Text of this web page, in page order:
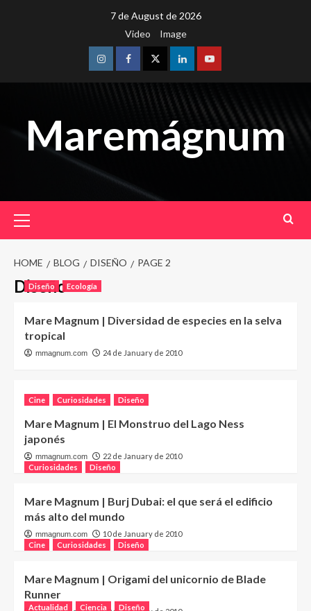
7 de August de 2026
Video
Image
InstagramFacebookTwitterLinkedinYoutube
Maremágnum
Menu
HOME BLOG DISEÑO PAGE 2
Diseño
Diseño Ecología
Mare Magnum | Diversidad de especies en la selva
tropical
mmagnum.com 24 de January de 2010
Cine Curiosidades Diseño
Mare Magnum | El Monstruo del Lago Ness
japonés
mmagnum.com
22 de January de 2010
Curiosidades
Diseño
Mare Magnum | Burj Dubai: el que será el edificio
más alto del mundo
mmagnum.com
10 de January de 2010
Cine
Curiosidades Diseño
Mare Magnum | Origami del unicornio de Blade
Runner
Actualidad Ciencia
Diseño